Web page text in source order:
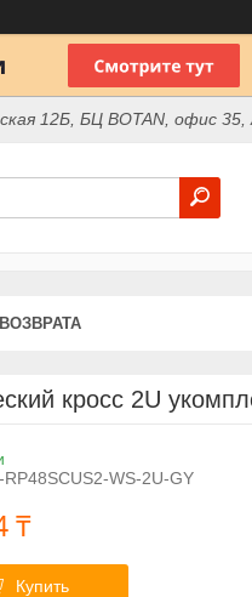
12Б, БЦ BOTAN, офис
кросс 2U
RP48SCUS2-WS-2U-GY
₸
Купить